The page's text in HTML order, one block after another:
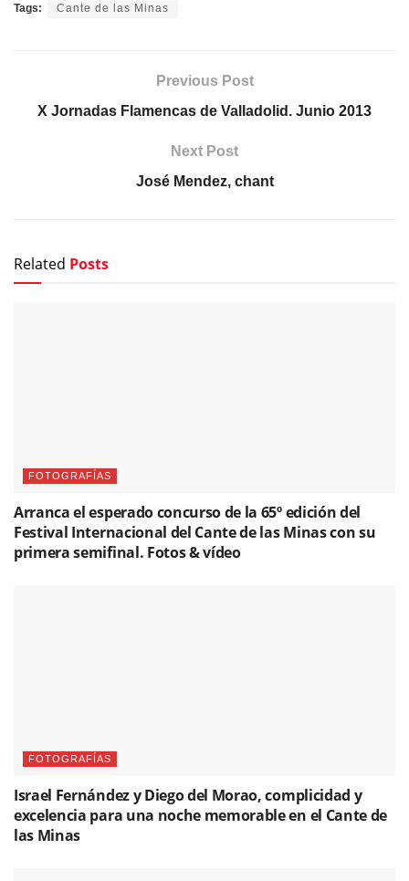
Tags: Cante de las Minas
Previous Post
X Jornadas Flamencas de Valladolid. Junio 2013
Next Post
José Mendez, chant
Related Posts
FOTOGRAFÍAS
Arranca el esperado concurso de la 65º edición del
Festival Internacional del Cante de las Minas con su
primera semifinal. Fotos & vídeo
FOTOGRAFÍAS
Israel Fernández y Diego del Morao, complicidad y
excelencia para una noche memorable en el Cante de
las Minas